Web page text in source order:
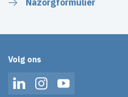
Volg ons
LinkedInInstagramYouTube